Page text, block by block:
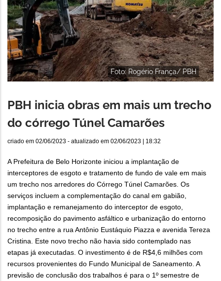
Foto: Rogério França/ PBH
PBH inicia obras em mais um trecho
do córrego Túnel Camarões
criado em 02/06/2023 - atualizado em 02/06/2023 | 18:32
A Prefeitura de Belo Horizonte iniciou a implantação de
interceptores de esgoto e tratamento de fundo de vale em mais
um trecho nos arredores do Córrego Túnel Camarões. Os
serviços incluem a complementação do canal em gabião,
implantação e remanejamento do interceptor de esgoto,
recomposição do pavimento asfáltico e urbanização do entorno
no trecho entre a rua Antônio Eustáquio Piazza e avenida Tereza
Cristina. Este novo trecho não havia sido contemplado nas
etapas já executadas. O investimento é de R$4,6 milhões com
recursos provenientes do Fundo Municipal de Saneamento. A
previsão de conclusão dos trabalhos é para o 1º semestre de